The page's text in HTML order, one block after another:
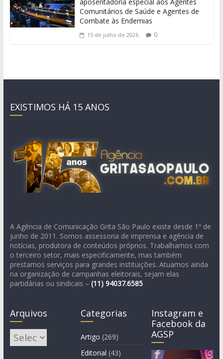
aposentadoria especial aos Agentes
Comunitários de Saúde e Agentes de
Combate às Endemias
15 de julho de 2026 0
EXISTIMOS HÁ 15 ANOS
A Agência de Comunicação Grita São Paulo existe desde 1º de
junho de 2011. Somos assessoria de imprensa e agência de
notícias, produtora de conteúdos próprios. Trabalhamos com
o terceiro setor, mais especificamente, mas também
prestamos serviços para grandes instituições. Atuamos ainda
na organização de campanhas eleitorais, sejam elas
partidárias ou sindicais – (11) 94037.6585
Arquivos
Arquivos
Categorias
Artigo (269)
Editorial (43)
Instagram e
Facebook da
AGSP